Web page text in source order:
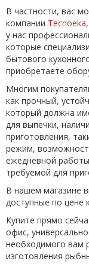
В частности, вас
компании Tecnoeka
у нас
которые
бытового
приобретаете
Многим
как прочный,
который должна
для выпечки,
приготовления,
режим,
ежедневной
требуемой для
В нашем магазине
доступные по цене
Купите прямо
офис,
необходимого вам
изготовления